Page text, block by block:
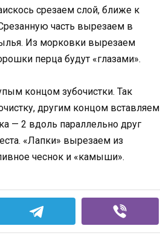
срезаем слой, ближе к
часть вырезаем в
Из морковки вырезаем
перца будут «глазами».
концом зубочистки. Так
другим концом вставляем
— 2 вдоль параллельно друг
«Лапки» вырезаем из
чеснок и «камыши».